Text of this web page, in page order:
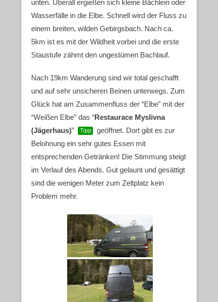
unten. Überall ergießen sich kleine Bächlein oder
Wasserfälle in die Elbe. Schnell wird der Fluss zu
einem breiten, wilden Gebirgsbach. Nach ca.
5km ist es mit der Wildheit vorbei und die erste
Staustufe zähmt den ungestümen Bachlauf.
Nach 19km Wanderung sind wir total geschafft
und auf sehr unsicheren Beinen unterwegs. Zum
Glück hat am Zusammenfluss der “Elbe” mit der
“Weißen Elbe” das “Restaurace Myslivna
(Jägerhaus)” Tipp
geöffnet. Dort gibt es zur
Belohnung ein sehr gutes Essen mit
entsprechenden Getränken! Die Stimmung steigt
im Verlauf des Abends. Gut gelaunt und gesättigt
sind die wenigen Meter zum Zeltplatz kein
Problem mehr.